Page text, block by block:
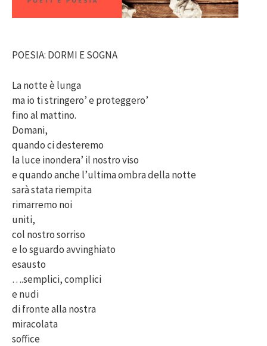
POESIA: DORMI E SOGNA
La notte è lunga
ma io ti stringero’ e proteggero’
fino al mattino.
Domani,
quando ci desteremo
la luce inondera’ il nostro viso
e quando anche l’ultima ombra della notte
sarà stata riempita
rimarremo noi
uniti,
col nostro sorriso
e lo sguardo avvinghiato
esausto
….semplici, complici
e nudi
di fronte alla nostra
miracolata
soffice